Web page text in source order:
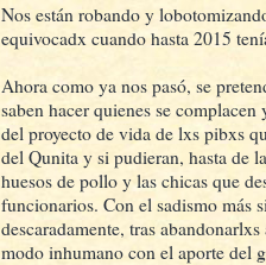
Nos están robando y
equivocadx cuando hasta 2015
Ahora como ya nos pasó, se
saben hacer quienes se
del proyecto de vida de lxs pibxs
del Qunita y si pudieran, hasta de
huesos de pollo y las chicas que
funcionarios. Con el sadismo más
descaradamente, tras
modo inhumano con el aporte del